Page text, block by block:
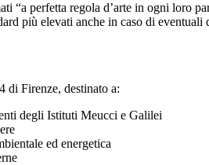
“a perfetta regola d’arte in ogni loro
più elevati anche in caso di
di Firenze, destinato a:
degli Istituti Meucci e Galilei
ed energetica